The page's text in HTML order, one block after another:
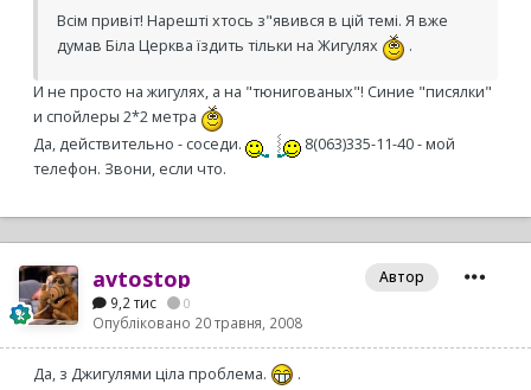
Всім привіт! Нарешті хтось з"явився в цій темі. Я вже
думав Біла Церква їздить тільки на Жигулях
.
И не просто на жигулях, а на "тюнигованых"! Синие "писялки"
и спойлеры 2*2 метра
Да, действительно - соседи.
8(063)335-11-40 - мой
телефон. Звони, если что.
avtostop
9,2 тис 0
Опубліковано 20 травня, 2008
Автор
Да, з Джигулями ціла проблема. .